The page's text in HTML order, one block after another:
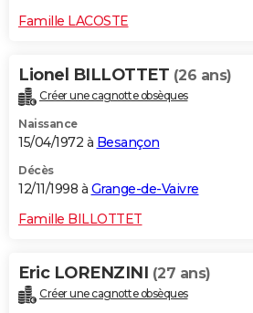
Famille LACOSTE
Lionel BILLOTTET (26 ans)
Créer une cagnotte obsèques
Naissance
15/04/1972 à Besançon
Décès
12/11/1998 à Grange-de-Vaivre
Famille BILLOTTET
Eric LORENZINI (27 ans)
Créer une cagnotte obsèques